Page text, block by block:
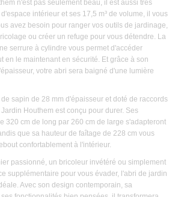
n'est pas seulement beau, il est aussi très
intérieur et ses 17,5 m³ de volume, il vous
avez besoin pour ranger vos outils de jardinage,
ou créer un refuge pour vous détendre. La
serrure à cylindre vous permet d'accéder
en le maintenant en sécurité. Et grâce à son
votre abri sera baigné d'une lumière
sapin de 28 mm d'épaisseur et doté de raccords
Houthem est conçu pour durer. Ses
320 cm de long par 260 cm de large s'adapteront
que sa hauteur de faîtage de 228 cm vous
confortablement à l'intérieur.
passionné, un bricoleur invétéré ou simplement
supplémentaire pour vous évader, l'abri de jardin
Avec son design contemporain, sa